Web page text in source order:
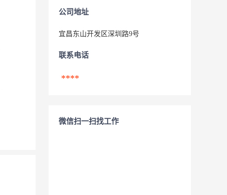
公司地址
宜昌东山开发区深圳路9号
联系电话
****
微信扫一扫找工作